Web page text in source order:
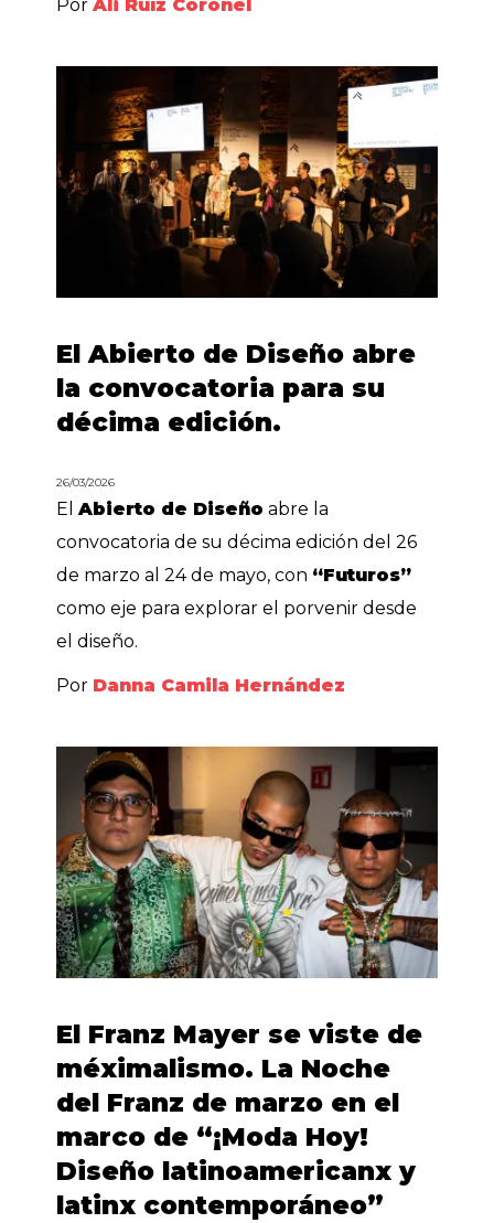
PorAli Ruíz Coronel
El Abierto de Diseño abre
la convocatoria para su
décima edición.
26/03/2026
ElAbierto de Diseño abre la
convocatoria de su décima edición del 26
de marzo al 24 de mayo, con “Futuros”
como eje para explorar el porvenir desde
el diseño.
Por Danna Camila Hernández
El Franz Mayer se viste de
méximalismo. La Noche
del Franz de marzo en el
marco de “¡Moda Hoy!
Diseño latinoamericanx y
latinx contemporáneo”